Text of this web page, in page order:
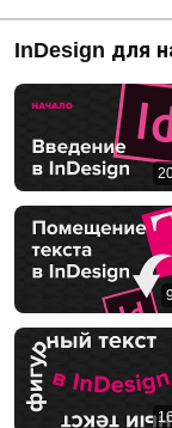
InDesign для